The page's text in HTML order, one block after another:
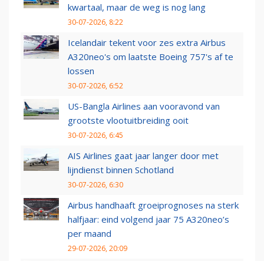
kwartaal, maar de weg is nog lang
30-07-2026, 8:22
Icelandair tekent voor zes extra Airbus
A320neo's om laatste Boeing 757's af te
lossen
30-07-2026, 6:52
US-Bangla Airlines aan vooravond van
grootste vlootuitbreiding ooit
30-07-2026, 6:45
AIS Airlines gaat jaar langer door met
lijndienst binnen Schotland
30-07-2026, 6:30
Airbus handhaaft groeiprognoses na sterk
halfjaar: eind volgend jaar 75 A320neo’s
per maand
29-07-2026, 20:09